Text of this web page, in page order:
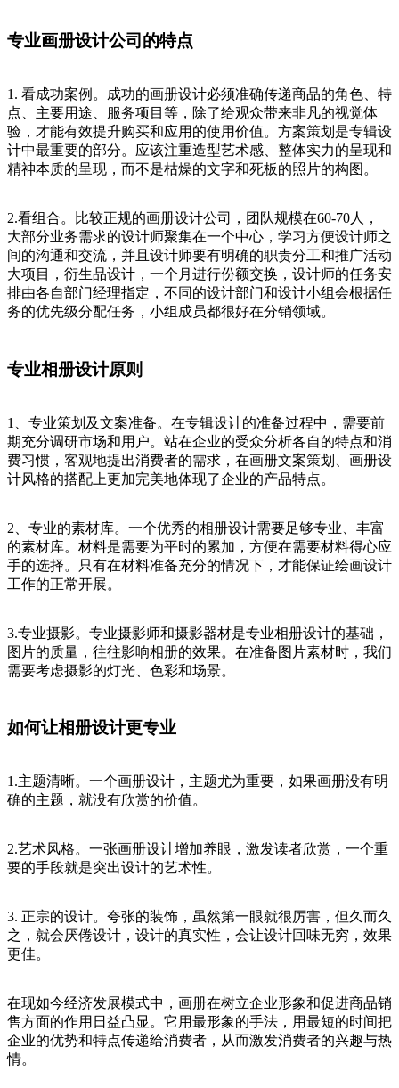
专业画册设计公司的特点
1. 看成功案例。成功的画册设计必须准确传递商品的角色、特
点、主要用途、服务项目等，除了给观众带来非凡的视觉体
验，才能有效提升购买和应用的使用价值。方案策划是专辑设
计中最重要的部分。应该注重造型艺术感、整体实力的呈现和
精神本质的呈现，而不是枯燥的文字和死板的照片的构图。
2.看组合。比较正规的画册设计公司，团队规模在60-70人，
大部分业务需求的设计师聚集在一个中心，学习方便设计师之
间的沟通和交流，并且设计师要有明确的职责分工和推广活动
大项目，衍生品设计，一个月进行份额交换，设计师的任务安
排由各自部门经理指定，不同的设计部门和设计小组会根据任
务的优先级分配任务，小组成员都很好在分销领域。
专业相册设计原则
1、专业策划及文案准备。在专辑设计的准备过程中，需要前
期充分调研市场和用户。站在企业的受众分析各自的特点和消
费习惯，客观地提出消费者的需求，在画册文案策划、画册设
计风格的搭配上更加完美地体现了企业的产品特点。
2、专业的素材库。一个优秀的相册设计需要足够专业、丰富
的素材库。材料是需要为平时的累加，方便在需要材料得心应
手的选择。只有在材料准备充分的情况下，才能保证绘画设计
工作的正常开展。
3.专业摄影。专业摄影师和摄影器材是专业相册设计的基础，
图片的质量，往往影响相册的效果。在准备图片素材时，我们
需要考虑摄影的灯光、色彩和场景。
如何让相册设计更专业
1.主题清晰。一个画册设计，主题尤为重要，如果画册没有明
确的主题，就没有欣赏的价值。
2.艺术风格。一张画册设计增加养眼，激发读者欣赏，一个重
要的手段就是突出设计的艺术性。
3. 正宗的设计。夸张的装饰，虽然第一眼就很厉害，但久而久
之，就会厌倦设计，设计的真实性，会让设计回味无穷，效果
更佳。
在现如今经济发展模式中，画册在树立企业形象和促进商品销
售方面的作用日益凸显。它用最形象的手法，用最短的时间把
企业的优势和特点传递给消费者，从而激发消费者的兴趣与热
情。